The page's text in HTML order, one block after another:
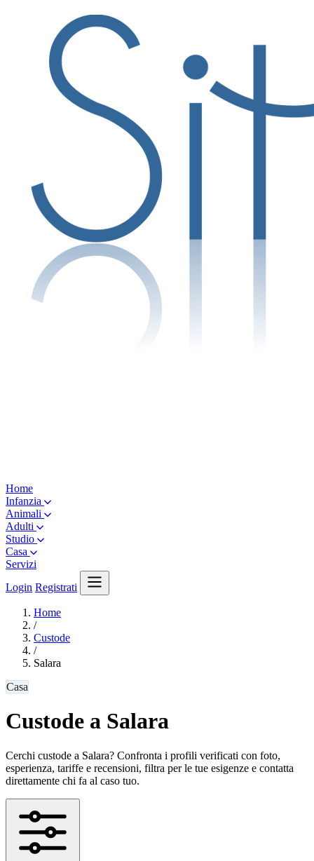
Home
Infanzia
Animali
Adulti
Studio
Casa
Servizi
Login Registrati
Home
/
Custode
/
Salara
Casa
Custode a Salara
Cerchi custode a Salara? Confronta i profili verificati con foto,
esperienza, tariffe e recensioni, filtra per le tue esigenze e contatta
direttamente chi fa al caso tuo.